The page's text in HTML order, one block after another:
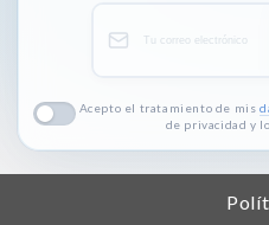
Acepto el tratamiento de mis
de privacidad y